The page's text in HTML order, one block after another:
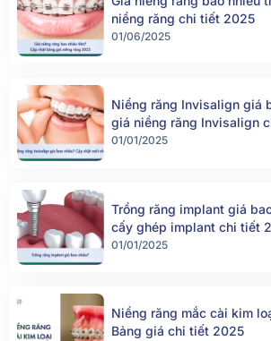
niềng răng chi tiết 2025
01/06/2025
Niềng răng Invisalign giá
giá niềng răng Invisalign
01/01/2025
Trồng răng implant giá
cấy ghép implant chi tiết
01/01/2025
Niềng răng mắc cài kim
Bảng giá chi tiết 2025